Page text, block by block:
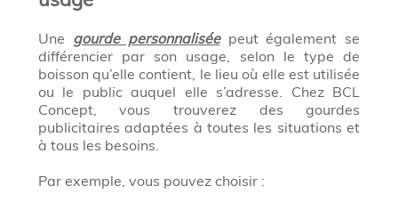
Une gourde personnaliséepeut également se
différencier par son usage, selon le type de
boisson qu’elle contient, le lieu où elle est utilisée
ou le public auquel elle s’adresse. Chez BCL
Concept, vous trouverez des gourdes
publicitaires adaptées à toutes les situations et
à tous les besoins.
Par exemple, vous pouvez choisir :